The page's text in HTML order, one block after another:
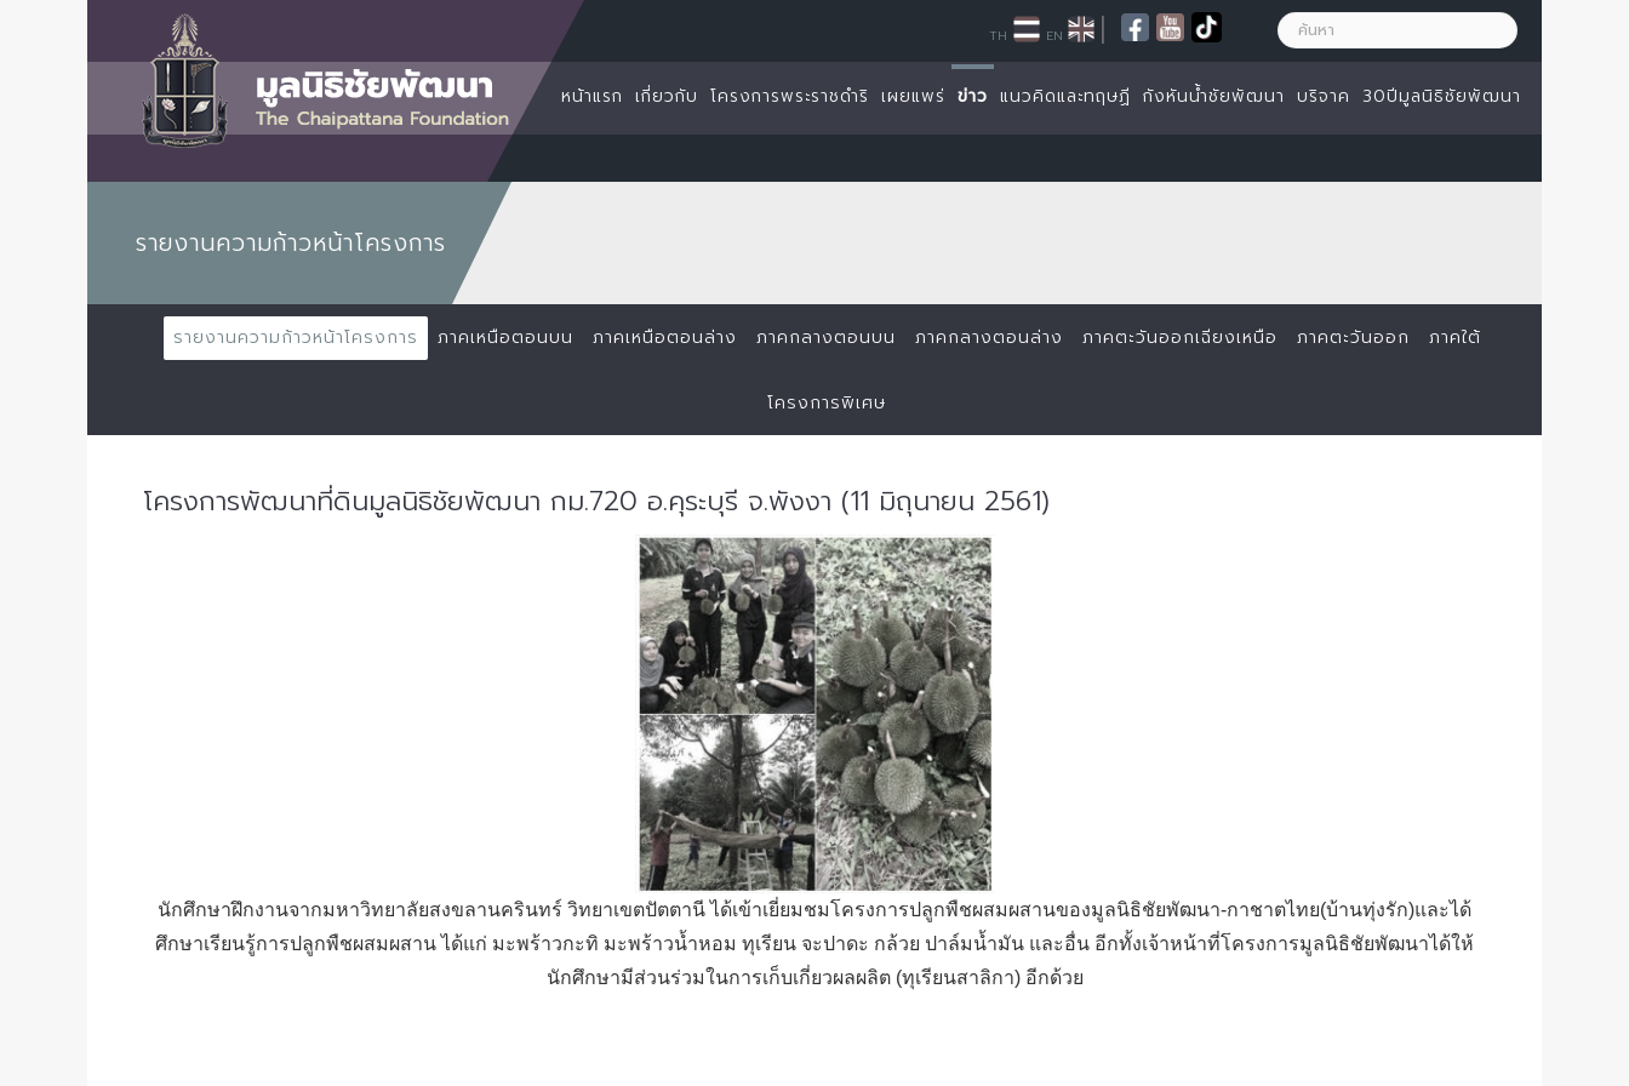
หน้าแรก เกี่ยวกับ โครงการพระราชดำริ เผยแพร่ ข่าว แนวคิดและทฤษฏี กังหันน้ำชัยพัฒนา บริจาค 30ปีมูลนิธิชัยพัฒนา
TH EN |
รายงานความก้าวหน้าโครงการ
รายงานความก้าวหน้าโครงการ ภาคเหนือตอนบน ภาคเหนือตอนล่าง ภาคกลางตอนบน ภาคกลางตอนล่าง ภาคตะวันออกเฉียงเหนือ ภาคตะวันออก ภาคใต้
โครงการพิเศษ
โครงการพัฒนาที่ดินมูลนิธิชัยพัฒนา กม.720 อ.คุระบุรี จ.พังงา (11 มิถุนายน 2561)
นักศึกษาฝึกงานจากมหาวิทยาลัยสงขลานครินทร์ วิทยาเขตปัตตานี ได้เข้าเยี่ยมชมโครงการปลูกพืชผสมผสานของมูลนิธิชัยพัฒนา-กาชาตไทย(บ้านทุ่งรัก)และได้
ศึกษาเรียนรู้การปลูกพืชผสมผสาน ได้แก่ มะพร้าวกะทิ มะพร้าวน้ำหอม ทุเรียน จะปาดะ กล้วย ปาล์มน้ำมัน และอื่น อีกทั้งเจ้าหน้าที่โครงการมูลนิธิชัยพัฒนาได้ให้
นักศึกษามีส่วนร่วมในการเก็บเกี่ยวผลผลิต (ทุเรียนสาลิกา) อีกด้วย